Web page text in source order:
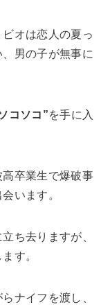
オは恋人の夏っ
男の子が無事に
コソコ”を手に入
卒業生で爆破事
います。
ち去りますが、
す。
ナイフを渡し、